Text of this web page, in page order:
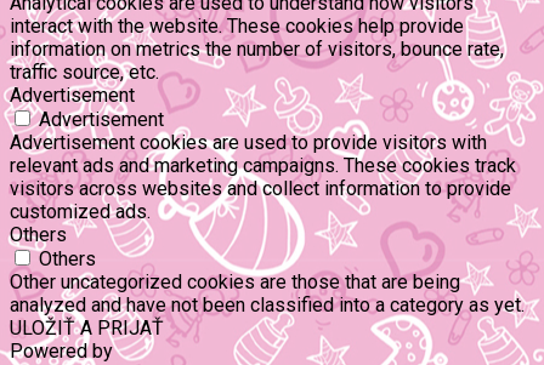
interact with the website. These cookies help provide
information on metrics the number of visitors, bounce rate,
traffic source, etc.
Advertisement
Advertisement
Advertisement cookies are used to provide visitors with
relevant ads and marketing campaigns. These cookies track
visitors across websites and collect information to provide
customized ads.
Others
Others
Other uncategorized cookies are those that are being
analyzed and have not been classified into a category as yet.
ULOŽIŤ A PRIJAŤ
Powered by